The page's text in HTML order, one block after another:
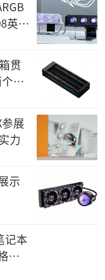
英寸
贯
风
展
力
示
记本